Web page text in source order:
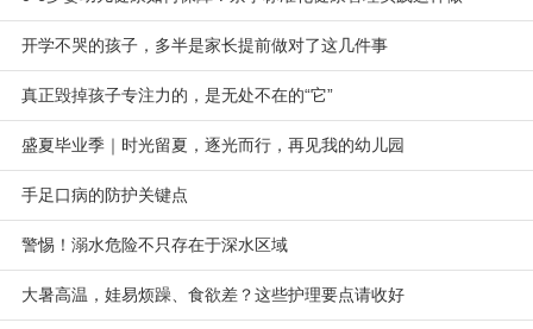
开学不哭的孩子，多半是家长提前做对了这几件事
真正毁掉孩子专注力的，是无处不在的“它”
盛夏毕业季｜时光留夏，逐光而行，再见我的幼儿园
手足口病的防护关键点
警惕！溺水危险不只存在于深水区域
大暑高温，娃易烦躁、食欲差？这些护理要点请收好